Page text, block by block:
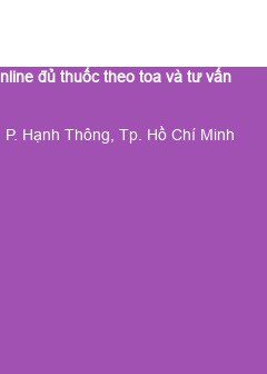
đủ thuốc theo toa và tư vấn
Hạnh Thông, Tp. Hồ Chí Minh